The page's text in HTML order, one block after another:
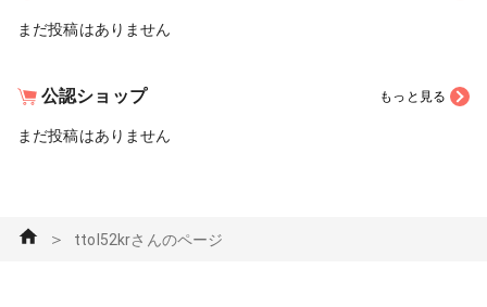
まだ投稿はありません
公認ショップ もっと見る
まだ投稿はありません
＞ ttol52krさんのページ